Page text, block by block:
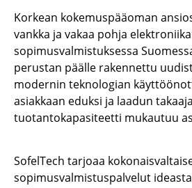
Korkean kokemuspääoman
vankka ja vakaa pohja
sopimusvalmistuksessa
perustan päälle rakennettu
modernin teknologian
asiakkaan eduksi ja laadun
tuotantokapasiteetti mukautuu
SofelTech tarjoaa
sopimusvalmistuspalvelut